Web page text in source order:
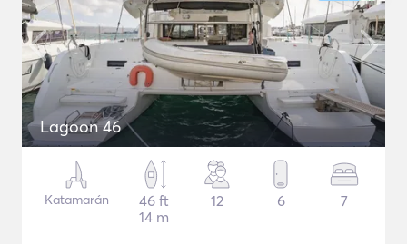
Lagoon 46
Katamarán
46 ft
14 m
12 6 7